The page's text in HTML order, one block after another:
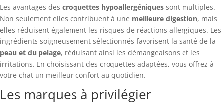
Les avantages des croquettes hypoallergéniques sont multiples.
Non seulement elles contribuent à une meilleure digestion, mais
elles réduisent également les risques de réactions allergiques. Les
ingrédients soigneusement sélectionnés favorisent la santé de la
peau et du pelage, réduisant ainsi les démangeaisons et les
irritations. En choisissant des croquettes adaptées, vous offrez à
votre chat un meilleur confort au quotidien.
Les marques à privilégier